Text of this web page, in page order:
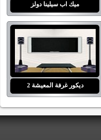
ميك اب سيلينا دولز
ديكور غرفة المعيشة 2